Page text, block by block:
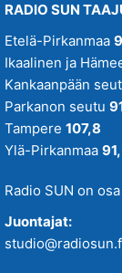
RADIO SUN
Etelä-Pirkanmaa
Ikaalinen ja
Kankaanpään
Parkanon seutu
Tampere 107,8
Ylä-Pirkanmaa
Radio SUN on osa
Juontajat: